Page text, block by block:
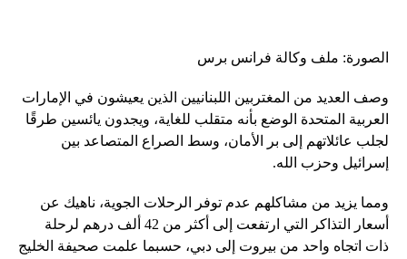
الصورة: ملف وكالة فرانس برس
وصف العديد من المغتربين اللبنانيين الذين يعيشون في الإمارات
العربية المتحدة الوضع بأنه متقلب للغاية، ويجدون يائسين طرقًا
لجلب عائلاتهم إلى بر الأمان، وسط الصراع المتصاعد بين
إسرائيل وحزب الله.
ومما يزيد من مشاكلهم عدم توفر الرحلات الجوية، ناهيك عن
أسعار التذاكر التي ارتفعت إلى أكثر من 42 ألف درهم لرحلة
ذات اتجاه واحد من بيروت إلى دبي، حسبما علمت صحيفة الخليج